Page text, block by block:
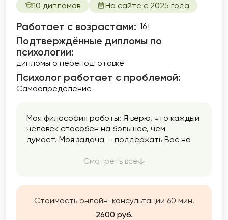
10 дипломов
На сайте с 2025 года
Работает с возрастами: 16+
Подтверждённые дипломы по
психологии:
дипломы о переподготовке
Психолог работает с проблемой:
Самоопределение
Моя философия работы: Я верю, что каждый
человек способен на большее, чем
думает. Моя задача — поддержать Вас на
гармоничной жизни. Мой подход строится
растягиваю процесс на годы. Работаю
честно: если пойму, что не могу быть Вам
Смотреть все
Стоимость онлайн-консультации 60 мин.
2600 руб.